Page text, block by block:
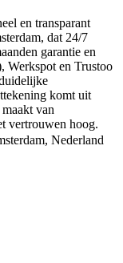
en transparant
dat 24/7
garantie en
Werkspot en Trustoo
komt uit
van
vertrouwen hoog.
Nederland